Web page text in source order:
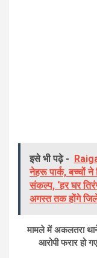
इसे भी पढ़े -
नेहरू पार्क, बच्चों ने
संकल्प, ‘हर घर
अगस्त तक होंगे
मामले में अकलतरा
आरोपी फरार हो